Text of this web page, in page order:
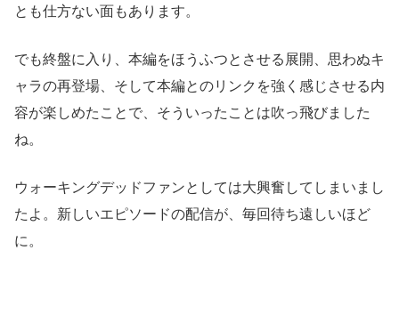
とも仕方ない面もあります。
でも終盤に入り、本編をほうふつとさせる展開、思わぬキ
ャラの再登場、そして本編とのリンクを強く感じさせる内
容が楽しめたことで、そういったことは吹っ飛びました
ね。
ウォーキングデッドファンとしては大興奮してしまいまし
たよ。新しいエピソードの配信が、毎回待ち遠しいほど
に。